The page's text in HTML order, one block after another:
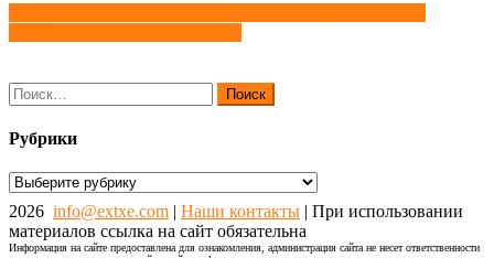
Навигация
по
записям
Найти:
Рубрики
Рубрики
2026 info@extxe.com Наши контакты | При использовании
материалов ссылка на сайт обязательна
Информация на сайте предоставлена для ознакомления, администрация сайта не несет ответственности